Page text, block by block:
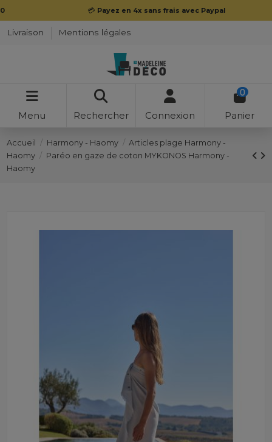
Payez en 4x sans frais avec Paypal
Livraison Mentions légales
Menu Rechercher Connexion
0
Panier
Accueil Harmony - Haomy
Articles plage Harmony -
Haomy
Paréo en gaze de coton MYKONOS Harmony -
Haomy